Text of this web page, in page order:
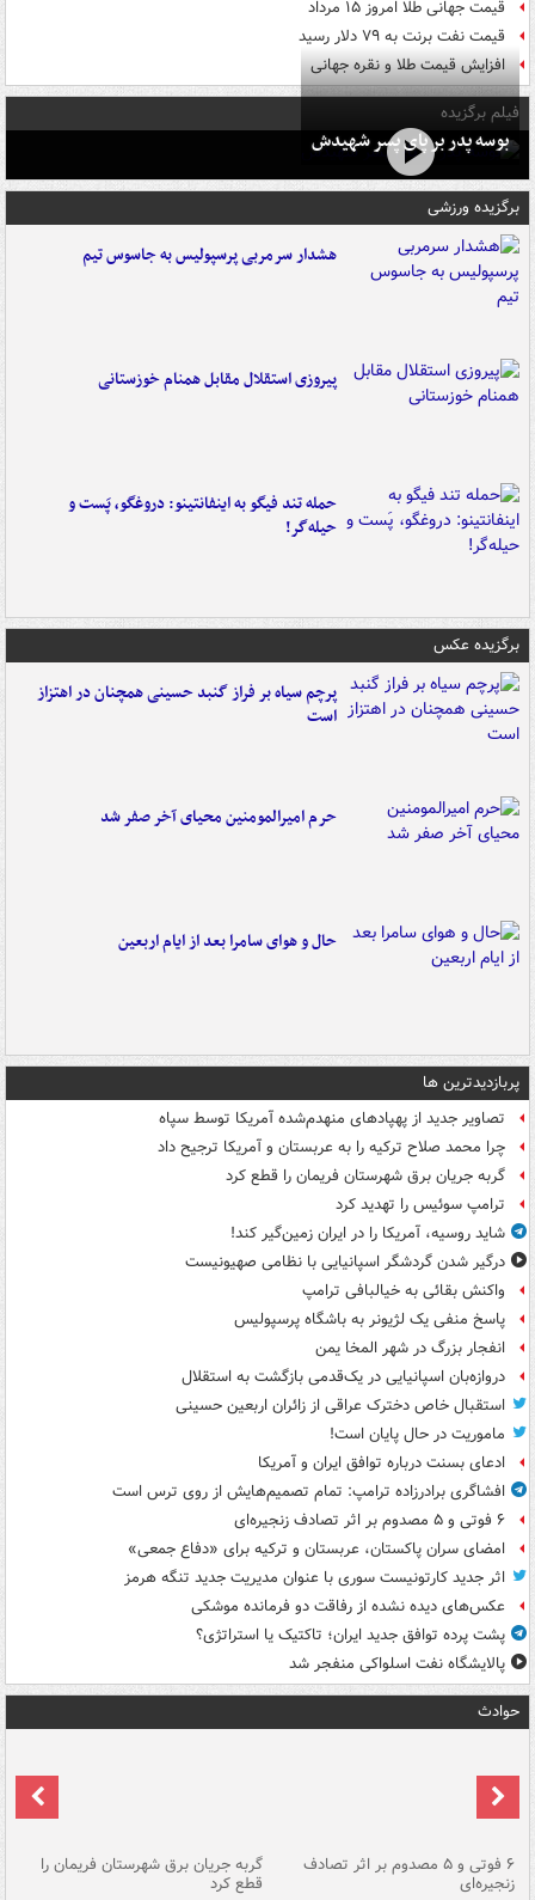
قیمت جهانی طلا امروز ۱۵ مرداد
قیمت نفت برنت به ۷۹ دلار رسید
افزایش قیمت طلا و نقره جهانی
فیلم برگزیده
بوسه‌ پدر بر پای پسر شهیدش
برگزیده ورزشی
هشدار سرمربی پرسپولیس به جاسوس تیم
پیروزی استقلال مقابل همنام خوزستانی
حمله تند فیگو به اینفانتینو: دروغگو، پَست‌ و
حیله‌گر!
برگزیده عکس
پرچم سیاه بر فراز گنبد حسینی همچنان در اهتزاز
است
حرم امیرالمومنین محیای آخر صفر شد
حال و هوای سامرا بعد از ایام اربعین
پربازدیدترین ها
تصاویر جدید از پهپادهای منهدم‌شده آمریکا توسط سپاه
چرا محمد صلاح ترکیه را به عربستان و آمریکا ترجیح داد
گربه جریان برق شهرستان فریمان را قطع کرد
ترامپ سوئیس را تهدید کرد
شاید روسیه، آمریکا را در ایران زمین‌گیر کند!
درگیر شدن گردشگر اسپانیایی با نظامی صهیونیست
واکنش بقائی به خیالبافی ترامپ
پاسخ منفی یک لژیونر به باشگاه پرسپولیس
انفجار بزرگ در شهر المخا یمن
دروازه‌بان اسپانیایی در یک‌قدمی بازگشت به استقلال
استقبال خاص دخترک عراقی از زائران اربعین حسینی
ماموریت در حال پایان است!
ادعای بسنت درباره توافق ایران و آمریکا
افشاگری برادرزاده ترامپ: تمام تصمیم‌هایش از روی ترس است
۶ فوتی و ۵ مصدوم بر اثر تصادف زنجیره‌ای
امضای سران پاکستان، عربستان و ترکیه برای «دفاع جمعی»
اثر جدید کارتونیست سوری با عنوان مدیریت جدید تنگه هرمز
عکس‌های دیده نشده از رفاقت دو فرمانده‌ موشکی
پشت پرده توافق جدید ایران؛ تاکتیک یا استراتژی؟
پالایشگاه نفت اسلواکی منفجر شد
حوادث
۶ فوتی و ۵ مصدوم بر اثر تصادف
زنجیره‌ای
گربه جریان برق شهرستان فریمان را
قطع کرد